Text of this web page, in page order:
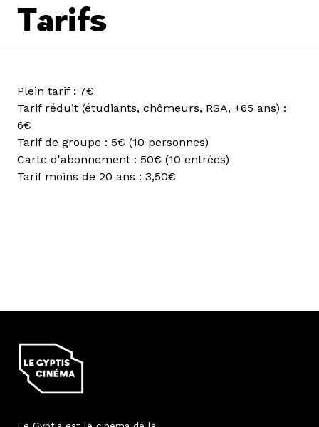
Tarifs
Plein tarif : 7€
Tarif réduit (étudiants, chômeurs, RSA, +65 ans) :
6€
Tarif de groupe : 5€ (10 personnes)
Carte d'abonnement : 50€ (10 entrées)
Tarif moins de 20 ans : 3,50€